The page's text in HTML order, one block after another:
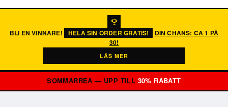
BLI EN VINNARE! HELA SIN ORDER GRATIS!
DIN CHANS: CA 1 PÅ
30!
LÄS MER
SOMMARREA — UPP TILL 30% RABATT